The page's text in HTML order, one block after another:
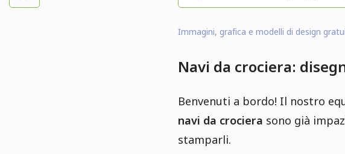
Immagini, grafica e modelli di design
Navi da crociera:
Benvenuti a bordo! Il nostro
navi da crociera sono già
stamparli.